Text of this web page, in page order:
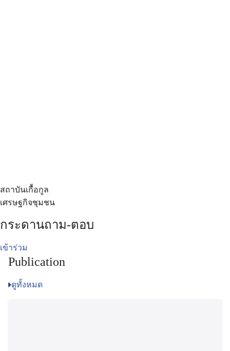
สถาบันเกื้อกูล
เศรษฐกิจชุมชน
กระดานถาม-ตอบ
เข้าร่วม
Publication
ดูทั้งหมด